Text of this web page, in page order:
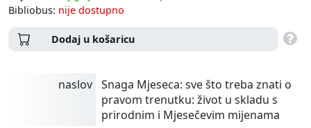
Bibliobus: nije dostupno
Dodaj u košaricu
naslov Snaga Mjeseca: sve što treba znati o
pravom trenutku: život u skladu s
prirodnim i Mjesečevim mijenama